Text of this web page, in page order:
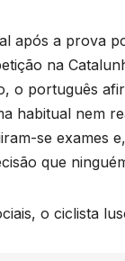
após a prova
na
o português
habitual nem
se exames
que
o ciclista